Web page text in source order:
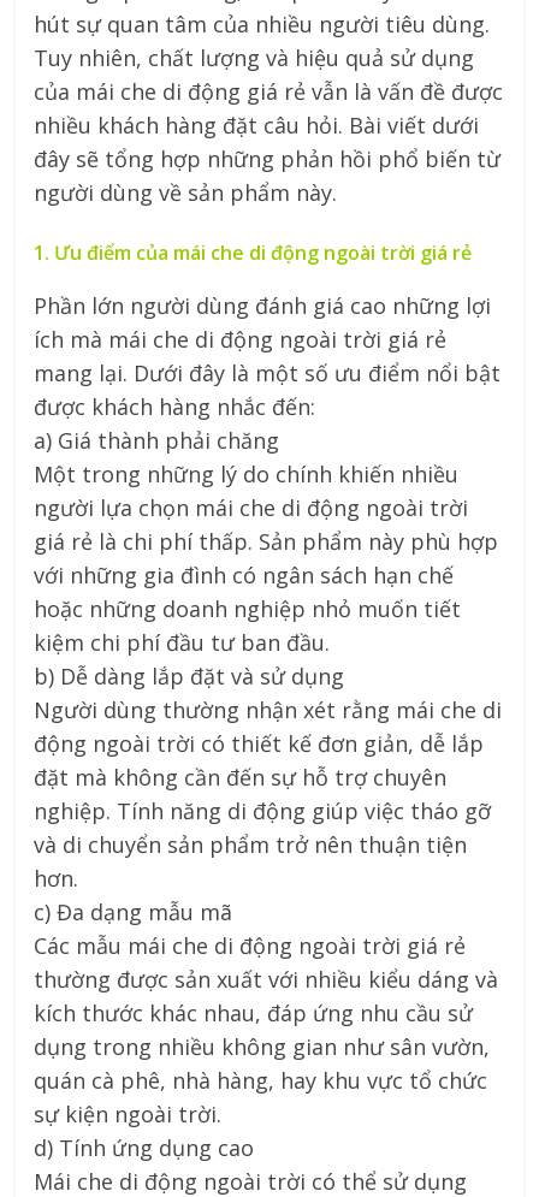
hút sự quan tâm của nhiều người tiêu dùng.
Tuy nhiên, chất lượng và hiệu quả sử dụng
của mái che di động giá rẻ vẫn là vấn đề được
nhiều khách hàng đặt câu hỏi. Bài viết dưới
đây sẽ tổng hợp những phản hồi phổ biến từ
người dùng về sản phẩm này.
1. Ưu điểm của mái che di động ngoài trời giá rẻ
Phần lớn người dùng đánh giá cao những lợi
ích mà mái che di động ngoài trời giá rẻ
mang lại. Dưới đây là một số ưu điểm nổi bật
được khách hàng nhắc đến:
a) Giá thành phải chăng
Một trong những lý do chính khiến nhiều
người lựa chọn mái che di động ngoài trời
giá rẻ là chi phí thấp. Sản phẩm này phù hợp
với những gia đình có ngân sách hạn chế
hoặc những doanh nghiệp nhỏ muốn tiết
kiệm chi phí đầu tư ban đầu.
b) Dễ dàng lắp đặt và sử dụng
Người dùng thường nhận xét rằng mái che di
động ngoài trời có thiết kế đơn giản, dễ lắp
đặt mà không cần đến sự hỗ trợ chuyên
nghiệp. Tính năng di động giúp việc tháo gỡ
và di chuyển sản phẩm trở nên thuận tiện
hơn.
c) Đa dạng mẫu mã
Các mẫu mái che di động ngoài trời giá rẻ
thường được sản xuất với nhiều kiểu dáng và
kích thước khác nhau, đáp ứng nhu cầu sử
dụng trong nhiều không gian như sân vườn,
quán cà phê, nhà hàng, hay khu vực tổ chức
sự kiện ngoài trời.
d) Tính ứng dụng cao
Mái che di động ngoài trời có thể sử dụng